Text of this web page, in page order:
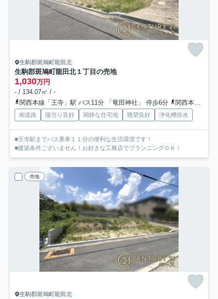
生駒郡斑鳩町龍田北
生駒郡斑鳩町龍田北１丁目の売地
1,030万円
- / 134.07㎡ / -
関西本線「王寺」駅 バス11分 「竜田神社」 停歩6分
関西本線「法隆寺」駅 徒歩25分
南道路 陽当り良好 閑静な住宅地 眺望良好 浄化槽排水
■王寺駅までバス乗車１１分の便利な生活環境です！
■建築条件ございません！お好きな工務店でプランニングＯＫ！
売地
生駒郡斑鳩町龍田北